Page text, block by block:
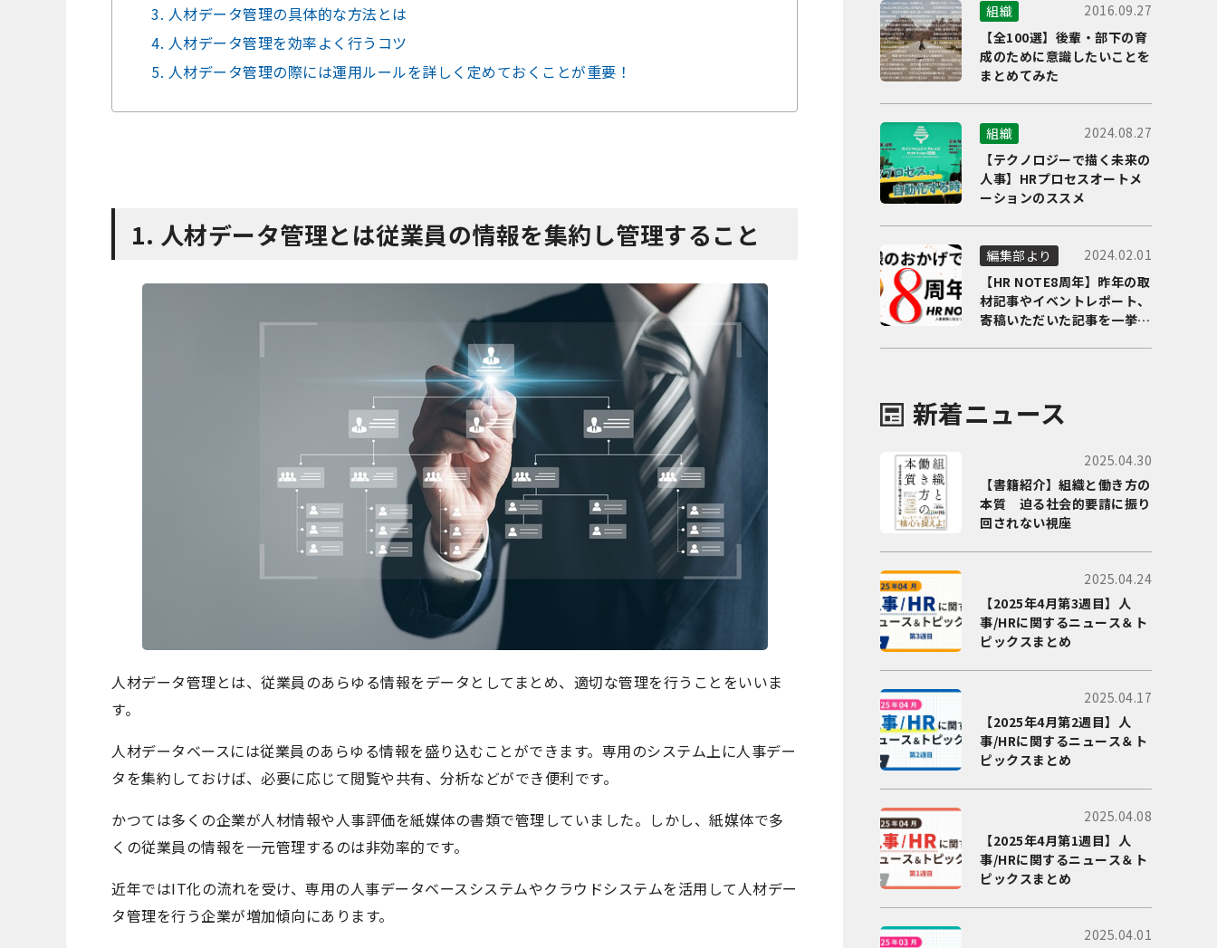
3. 人材データ管理の具体的な方法とは
4. 人材データ管理を効率よく行うコツ
5. 人材データ管理の際には運用ルールを詳しく定めておくことが重要！
1. 人材データ管理とは従業員の情報を集約し管理すること
人材データ管理とは、従業員のあらゆる情報をデータとしてまとめ、適切な管理を行うことをいいま
す。
人材データベースには従業員のあらゆる情報を盛り込むことができます。専用のシステム上に人事デー
タを集約しておけば、必要に応じて閲覧や共有、分析などができ便利です。
かつては多くの企業が人材情報や人事評価を紙媒体の書類で管理していました。しかし、紙媒体で多
くの従業員の情報を一元管理するのは非効率的です。
近年ではIT化の流れを受け、専用の人事データベースシステムやクラウドシステムを活用して人材デー
タ管理を行う企業が増加傾向にあります。
組織
2016.09.27
【全100選】後輩・部下の育
成のために意識したいことを
まとめてみた
組織
2024.08.27
【テクノロジーで描く未来の
人事】HRプロセスオートメ
ーションのススメ
編集部より
2024.02.01
【HR NOTE8周年】昨年の取
材記事やイベントレポート、
寄稿いただいた記事を一挙に
新着ニュース
2025.04.30
【書籍紹介】組織と働き方の
本質 迫る社会的要請に振り
回されない視座
2025.04.24
【2025年4月第3週目】人
事/HRに関するニュース＆ト
ピックスまとめ
2025.04.17
【2025年4月第2週目】人
事/HRに関するニュース＆ト
ピックスまとめ
2025.04.08
【2025年4月第1週目】人
事/HRに関するニュース＆ト
ピックスまとめ
2025.04.01